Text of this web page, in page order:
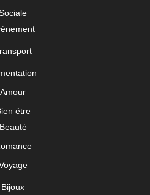
Amour
étre
Beauté
Bijoux